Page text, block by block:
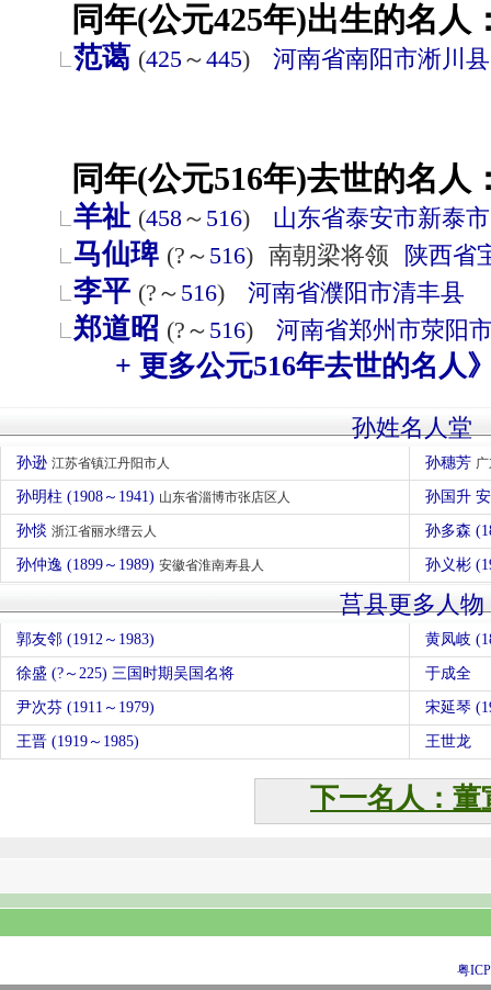
同年(公元425年)出生的名人
范蔼 (425～445) 河南省南阳市淅川县
同年(公元516年)去世的名人
羊祉 (458～ 516) 山东省泰安市新泰市
马仙琕 (?～ 516) 南朝梁将领 陕西省
李平 (?～ 516) 河南省濮阳市清丰县
郑道昭 (?～ 516) 河南省郑州市荥阳
+ 更多公元516年去世的名人
孙姓名人堂
孙逊 江苏省镇江丹阳市人 孙穗芳
孙明柱 (1908～1941) 山东省淄博市张店区人 孙国升
孙惔 浙江省丽水缙云人 孙多森
孙仲逸 (1899～1989) 安徽省淮南寿县人 孙义彬
莒县更多人物
郭友邻 (1912～1983) 黄凤岐
徐盛 (?～225) 三国时期吴国名将 于成全
尹次芬 (1911～1979) 宋延琴
王晋 (1919～1985) 王世龙
下一名人：董
粤